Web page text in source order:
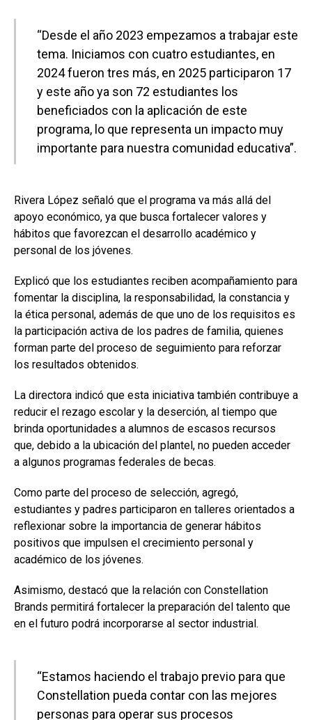
“Desde el año 2023 empezamos a trabajar este
tema. Iniciamos con cuatro estudiantes, en
2024 fueron tres más, en 2025 participaron 17
y este año ya son 72 estudiantes los
beneficiados con la aplicación de este
programa, lo que representa un impacto muy
importante para nuestra comunidad educativa”.
Rivera López señaló que el programa va más allá del
apoyo económico, ya que busca fortalecer valores y
hábitos que favorezcan el desarrollo académico y
personal de los jóvenes.
Explicó que los estudiantes reciben acompañamiento para
fomentar la disciplina, la responsabilidad, la constancia y
la ética personal, además de que uno de los requisitos es
la participación activa de los padres de familia, quienes
forman parte del proceso de seguimiento para reforzar
los resultados obtenidos.
La directora indicó que esta iniciativa también contribuye a
reducir el rezago escolar y la deserción, al tiempo que
brinda oportunidades a alumnos de escasos recursos
que, debido a la ubicación del plantel, no pueden acceder
a algunos programas federales de becas.
Como parte del proceso de selección, agregó,
estudiantes y padres participaron en talleres orientados a
reflexionar sobre la importancia de generar hábitos
positivos que impulsen el crecimiento personal y
académico de los jóvenes.
Asimismo, destacó que la relación con Constellation
Brands permitirá fortalecer la preparación del talento que
en el futuro podrá incorporarse al sector industrial.
“Estamos haciendo el trabajo previo para que
Constellation pueda contar con las mejores
personas para operar sus procesos